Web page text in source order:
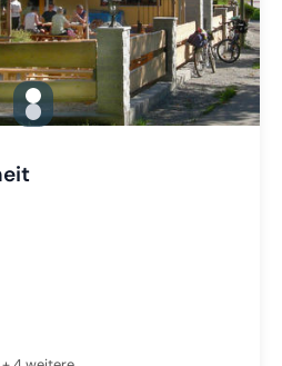
gallery.slide_selector
Zu Slide 1 wechseln
Zu Slide 2 wechseln